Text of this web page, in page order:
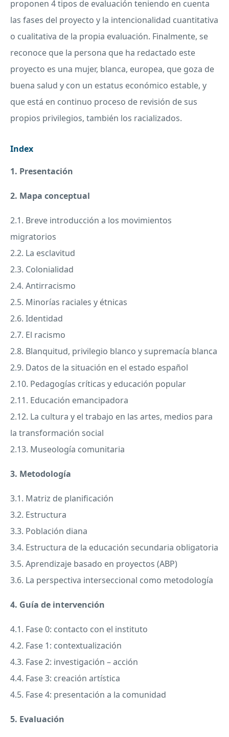
proponen 4 tipos de evaluación teniendo en cuenta
las fases del proyecto y la intencionalidad cuantitativa
o cualitativa de la propia evaluación. Finalmente, se
reconoce que la persona que ha redactado este
proyecto es una mujer, blanca, europea, que goza de
buena salud y con un estatus económico estable, y
que está en continuo proceso de revisión de sus
propios privilegios, también los racializados.
Index
1. Presentación
2. Mapa conceptual
2.1. Breve introducción a los movimientos
migratorios
2.2. La esclavitud
2.3. Colonialidad
2.4. Antirracismo
2.5. Minorías raciales y étnicas
2.6. Identidad
2.7. El racismo
2.8. Blanquitud, privilegio blanco y supremacía blanca
2.9. Datos de la situación en el estado español
2.10. Pedagogías críticas y educación popular
2.11. Educación emancipadora
2.12. La cultura y el trabajo en las artes, medios para
la transformación social
2.13. Museología comunitaria
3. Metodología
3.1. Matriz de planificación
3.2. Estructura
3.3. Población diana
3.4. Estructura de la educación secundaria obligatoria
3.5. Aprendizaje basado en proyectos (ABP)
3.6. La perspectiva interseccional como metodología
4. Guía de intervención
4.1. Fase 0: contacto con el instituto
4.2. Fase 1: contextualización
4.3. Fase 2: investigación – acción
4.4. Fase 3: creación artística
4.5. Fase 4: presentación a la comunidad
5. Evaluación